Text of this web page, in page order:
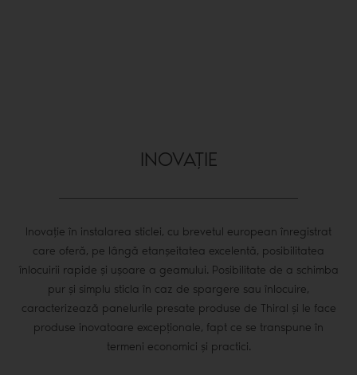
INOVAȚIE
Inovație în instalarea sticlei, cu brevetul european înregistrat
care oferă, pe lângă etanșeitatea excelentă, posibilitatea
înlocuirii rapide și ușoare a geamului. Posibilitate de a schimba
pur și simplu sticla în caz de spargere sau înlocuire,
caracterizează panelurile presate produse de Thiral și le face
produse inovatoare excepționale, fapt ce se transpune în
termeni economici și practici.